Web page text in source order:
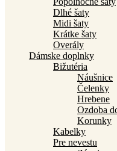
Dlhé šaty
Midi šaty
Krátke šaty
Overály
Dámske doplnky
Bižutéria
Náušnice
Čelenky
Hrebene
Ozdoba
Korunky
Kabelky
Pre nevestu